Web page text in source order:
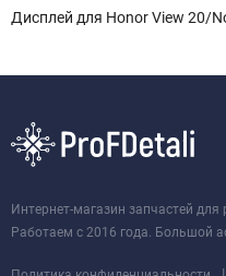
Дисплей для Honor View 20/
Интернет-магазин запчастей для
Работаем с 2016 года. Большой